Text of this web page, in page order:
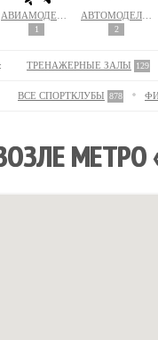
1 2
ТРЕНАЖЕРНЫЕ ЗАЛЫ 129
ВСЕ СПОРТКЛУБЫ 878
МЕТРО